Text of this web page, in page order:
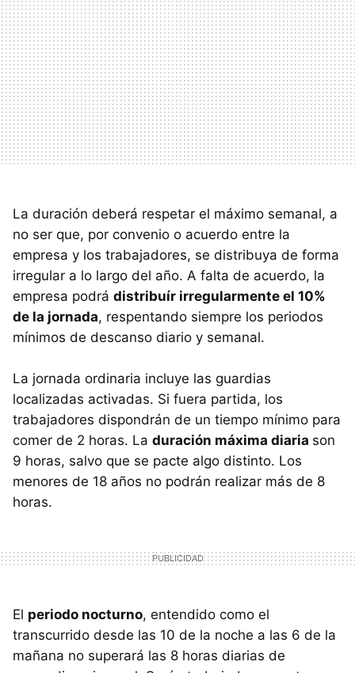
La duración deberá respetar el máximo semanal, a
no ser que, por convenio o acuerdo entre la
empresa y los trabajadores, se distribuya de forma
irregular a lo largo del año. A falta de acuerdo, la
empresa podrá distribuír irregularmente el 10%
de la jornada, respentando siempre los periodos
mínimos de descanso diario y semanal.
La jornada ordinaria incluye las guardias
localizadas activadas. Si fuera partida, los
trabajadores dispondrán de un tiempo mínimo para
comer de 2 horas. La duración máxima diaria son
9 horas, salvo que se pacte algo distinto. Los
menores de 18 años no podrán realizar más de 8
horas.
El periodo nocturno, entendido como el
transcurrido desde las 10 de la noche a las 6 de la
mañana no superará las 8 horas diarias de